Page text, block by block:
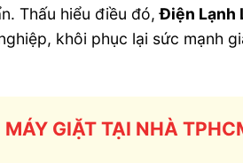
Thấu hiểu điều đó,Điện Lạnh
khôi phục lại sức mạnh
MÁY GIẶT TẠI NHÀ